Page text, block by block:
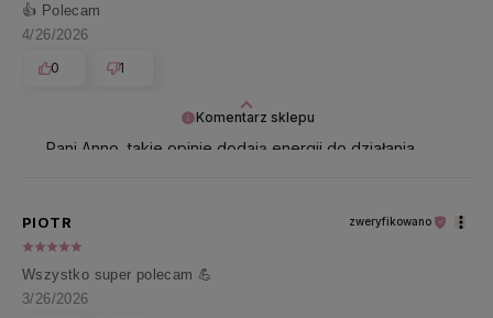
Komentarz sklepu
Pani Anno, takie opinie dodają energii do działania.
👍️ Polecam
4/26/2026
0
1
PIOTR zweryfikowano
Wszystko super polecam 💪
3/26/2026